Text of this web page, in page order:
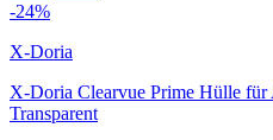
-24%
X-Doria
X-Doria Clearvue Prime Hülle für
Transparent